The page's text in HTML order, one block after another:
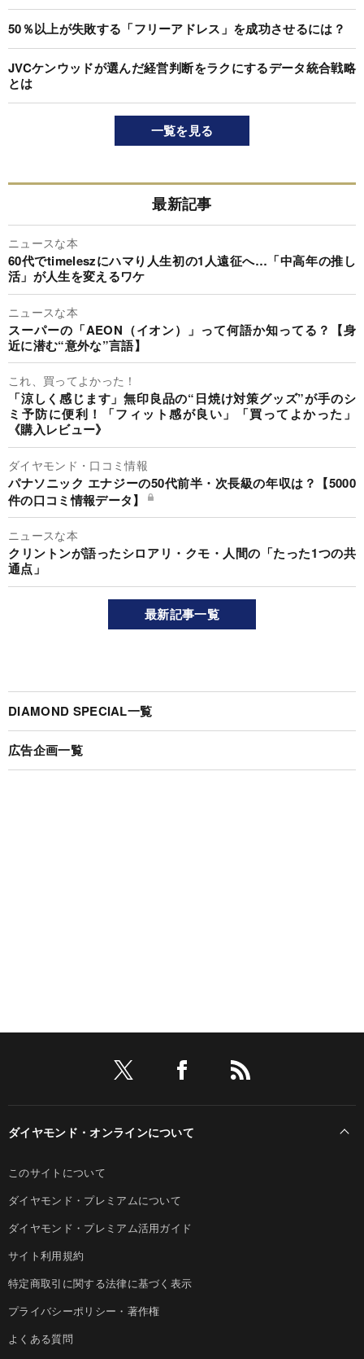
50％以上が失敗する「フリーアドレス」を成功させるには？
JVCケンウッドが選んだ経営判断をラクにするデータ統合戦略
とは
一覧を見る
最新記事
ニュースな本
60代でtimeleszにハマり人生初の1人遠征へ…「中高年の推し
活」が人生を変えるワケ
ニュースな本
スーパーの「AEON（イオン）」って何語か知ってる？【身
近に潜む“意外な”言語】
これ、買ってよかった！
「涼しく感じます」無印良品の“日焼け対策グッズ”が手のシ
ミ予防に便利！「フィット感が良い」「買ってよかった」
《購入レビュー》
ダイヤモンド・口コミ情報
パナソニック エナジーの50代前半・次長級の年収は？【5000
件の口コミ情報データ】
ニュースな本
クリントンが語ったシロアリ・クモ・人間の「たった1つの共
通点」
最新記事一覧
DIAMOND SPECIAL一覧
広告企画一覧
ダイヤモンド・オンラインについて
このサイトについて
ダイヤモンド・プレミアムについて
ダイヤモンド・プレミアム活用ガイド
サイト利用規約
特定商取引に関する法律に基づく表示
プライバシーポリシー・著作権
よくある質問